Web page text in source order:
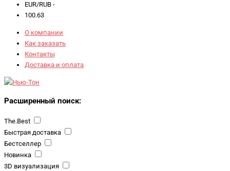
EUR/RUB -
100.63
О компании
Как заказать
Контакты
Доставка и оплата
Расширенный поиск:
The.Best
Быстрая доставка
Бестселлер
Новинка
3D визуализация